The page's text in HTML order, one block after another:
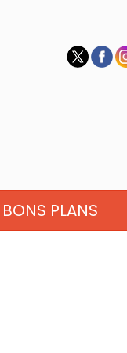
BONS PLANS